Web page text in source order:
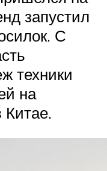
запустил
С
техники
на
Китае.